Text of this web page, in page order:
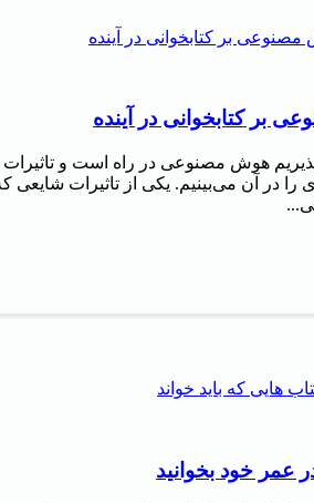
بر کتابخوانی در آینده
هوش مصنوعی در راه است و تاثیرات
را در آن می‌بینیم. یکی از تاثیرات شایعی